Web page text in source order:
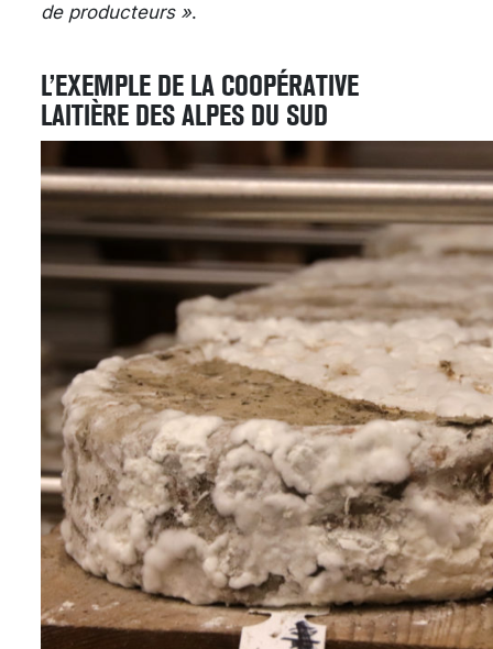
de producteurs ».
L’EXEMPLE DE LA COOPÉRATIVE
LAITIÈRE DES ALPES DU SUD